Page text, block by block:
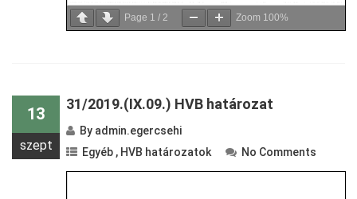
Page 1 / 2 Zoom 100%
13
szept
31/2019.(IX.09.) HVB határozat
By admin.egercsehi
Egyéb , HVB határozatok No Comments